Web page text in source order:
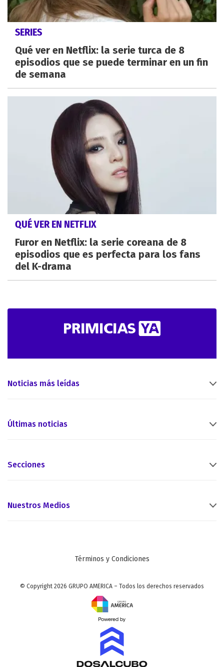
SERIES
Qué ver en Netflix: la serie turca de 8
episodios que se puede terminar en un fin
de semana
QUÉ VER EN NETFLIX
Furor en Netflix: la serie coreana de 8
episodios que es perfecta para los fans
del K-drama
Noticias más leídas
Últimas noticias
Secciones
Nuestros Medios
Términos y Condiciones
© Copyright 2026 GRUPO AMERICA – Todos los derechos reservados